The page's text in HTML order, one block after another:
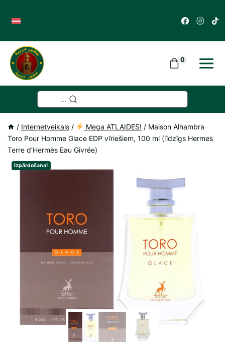
content
0
/ Internetveikals / Mega ATLAIDES! / Maison Alhambra
Toro Pour Homme Glace EDP vīriešiem, 100 ml (līdzīgs Hermes
Terre d’Hermès Eau Givrée)
Izpārdošana!